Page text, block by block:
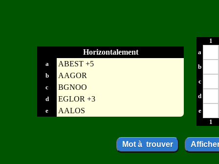
Horizontalement
a ABEST +5
b AAGOR
c BGNOO
d EGLOR +3
e AALOS
1
a
b
c
d
e
1